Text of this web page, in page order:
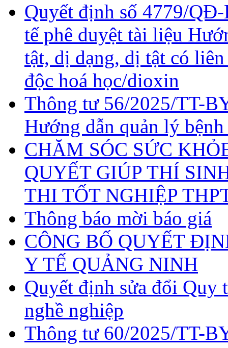
Quyết định số 4779/
tế phê duyệt tài liệu
tật, dị dạng, dị tật có
độc hoá học/dioxin
Thông tư 56/2025/TT-
Hướng dẫn quản lý
CHĂM SÓC SỨC
QUYẾT GIÚP THÍ
THI TỐT NGHIỆP
Thông báo mời báo giá
CÔNG BỐ QUYẾT
Y TẾ QUẢNG NINH
Quyết định sửa đổi Quy
nghề nghiệp
Thông tư 60/2025/TT-